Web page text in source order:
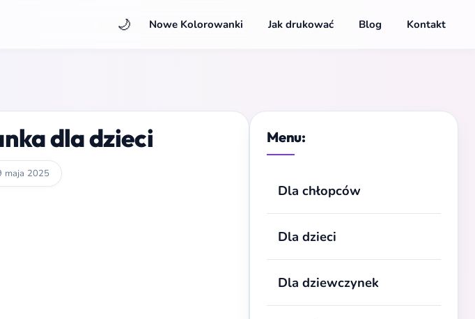
🌙 Nowe Kolorowanki Jak drukować Blog Kontakt
Menu:
Dla chłopców
Dla dzieci
Dla dziewczynek
dla dzieci
maja 2025